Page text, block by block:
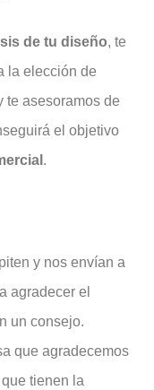
de tu diseño, te
la elección de
te asesoramos de
el objetivo
.
y nos envían a
agradecer el
un consejo.
que agradecemos
tienen la